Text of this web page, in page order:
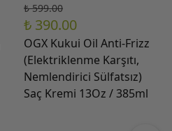
₺ 599.00
₺ 390.00
OGX Kukui Oil Anti-Frizz
(Elektriklenme Karşıtı,
Nemlendirici Sülfatsız)
Saç Kremi 13Oz / 385ml